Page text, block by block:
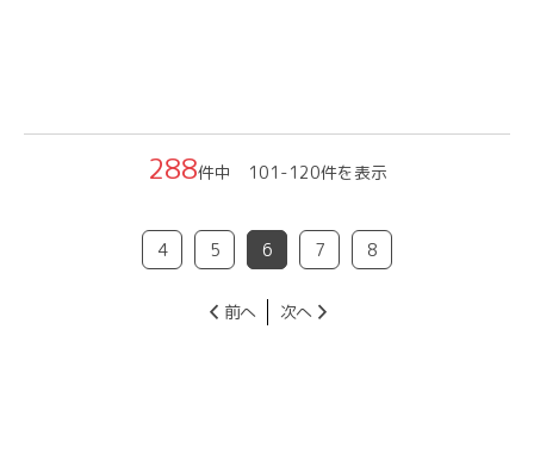
288件中 101-120件を表示
4 5 6 7 8
前へ 次へ